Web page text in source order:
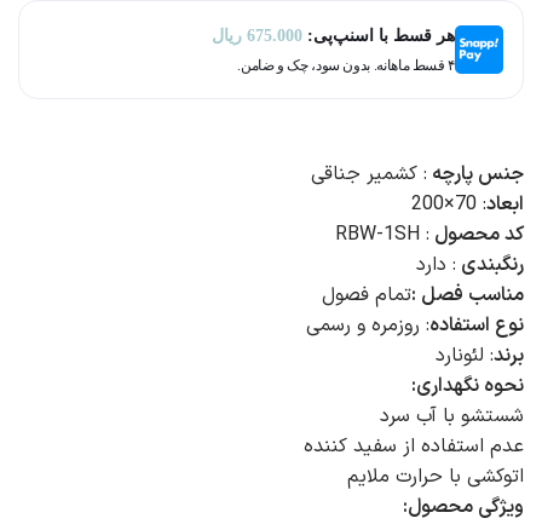
هر قسط با اسنپ‌پی: 675.000 ریال
۴ قسط ماهانه. بدون سود، چک و ضامن.
جنس پارچه : کشمیر جناقی
ابعاد: 70×200
کد محصول : RBW-1SH
رنگبندی : دارد
مناسب فصل :تمام فصول
نوع استفاده: روزمره و رسمی
برند: لئونارد
نحوه نگهداری:
شستشو با آب سرد
عدم استفاده از سفید کننده
اتوکشی با حرارت ملایم
ویژگی محصول: